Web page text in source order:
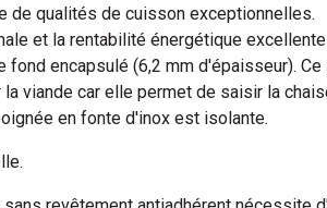
de qualités de cuisson exceptionnelles.
et la rentabilité énergétique
encapsulé (6,2 mm d'épaisseur). Ce
viande car elle permet de saisir la
en fonte d'inox est isolante.